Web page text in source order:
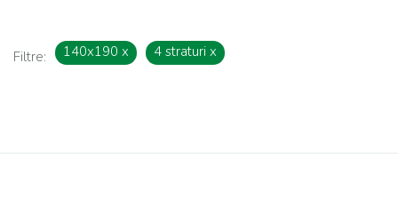
Filtre: 140x190 x 4 straturi x